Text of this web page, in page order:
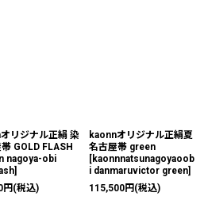
リジナル正絹 染
GOLD FLASH
nagoya-obi
]
円 (税込)
kaonnオリジナル正絹夏
名古屋帯 green
[kaonnnatsunagoyaoob
i danmaruvictor green]
115,500円 (税込)